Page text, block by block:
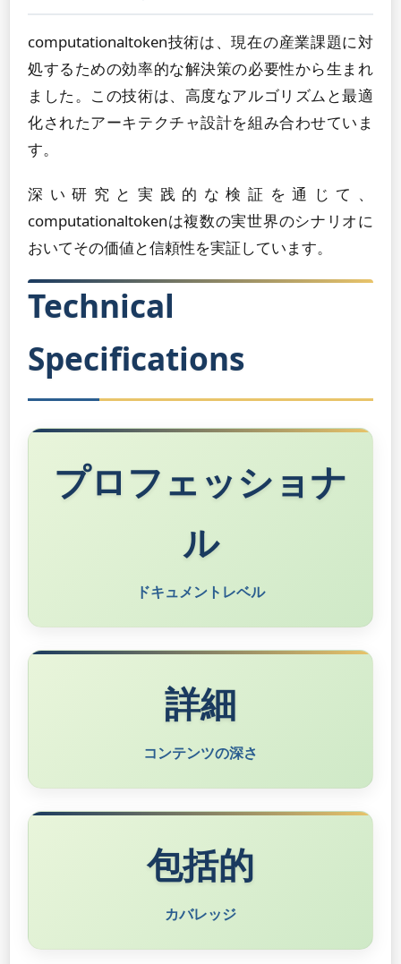
computationaltoken技術は、現在の産業課題に対
処するための効率的な解決策の必要性から生まれ
ました。この技術は、高度なアルゴリズムと最適
化されたアーキテクチャ設計を組み合わせていま
す。
深い研究と実践的な検証を通じて、
computationaltokenは複数の実世界のシナリオに
おいてその価値と信頼性を実証しています。
Technical
Specifications
プロフェッショナ
ル
ドキュメントレベル
詳細
コンテンツの深さ
包括的
カバレッジ